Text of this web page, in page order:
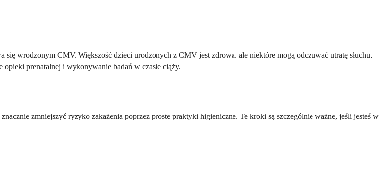
wrodzonym CMV. Większość dzieci urodzonych z CMV jest zdrowa, ale niektóre mogą odczuwać utratę słuchu,
prenatalnej i wykonywanie badań w czasie ciąży.
zmniejszyć ryzyko zakażenia poprzez proste praktyki higieniczne. Te kroki są szczególnie ważne, jeśli jesteś w